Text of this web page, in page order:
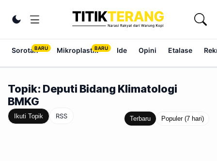
Ubah tema
Sorotan Mikroplastik Ide Opini Etalase
Topik: Deputi Bidang Klimatologi
BMKG
Ikuti Topik RSS Terbaru Populer (7 hari)